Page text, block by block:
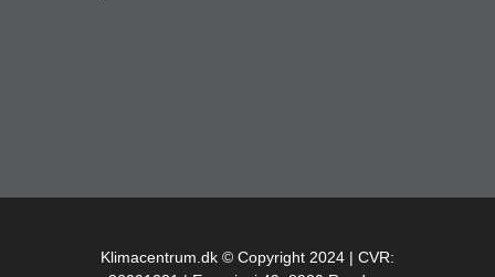
Klimacentrum.dk © Copyright 2024 | CVR: